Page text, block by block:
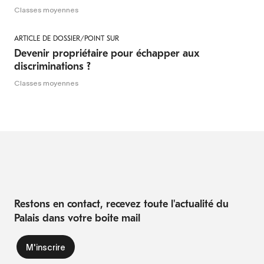
Classes moyennes
ARTICLE DE DOSSIER/POINT SUR
Devenir propriétaire pour échapper aux
discriminations ?
Classes moyennes
Restons en contact, recevez toute l'actualité du
Palais dans votre boite mail